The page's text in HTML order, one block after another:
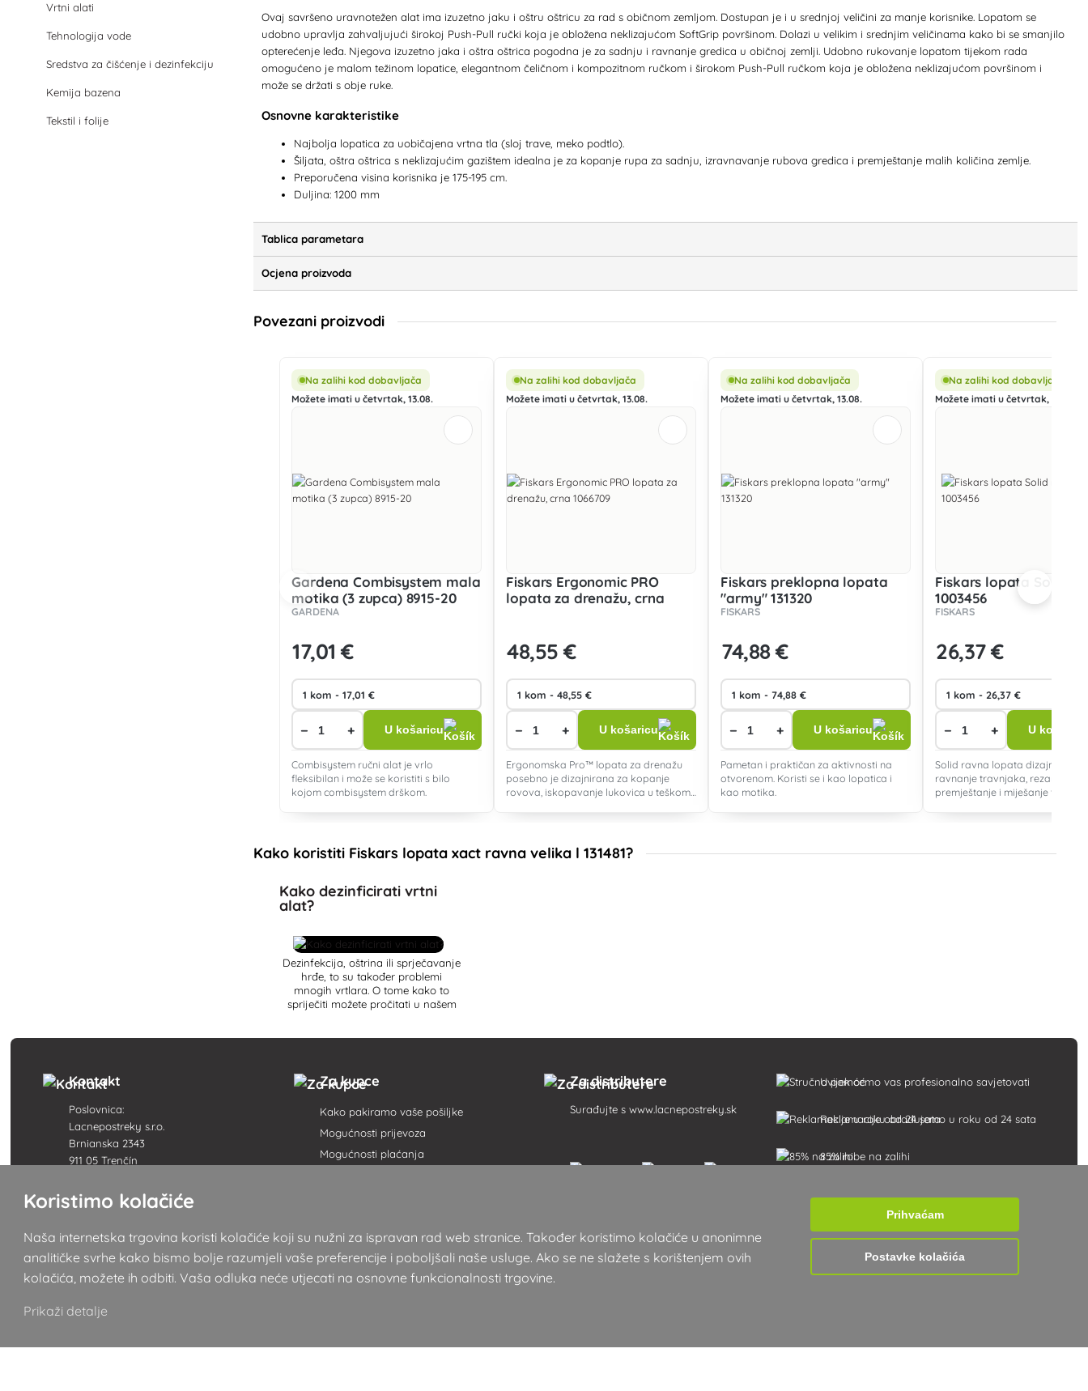
Vrtni alati
Tehnologija vode
Sredstva za čišćenje i dezinfekciju
Kemija bazena
Tekstil i folije
Ovaj savršeno uravnotežen alat ima izuzetno jaku i oštru oštricu za rad s običnom zemljom. Dostupan je i u srednjoj veličini za manje korisnike. Lopatom se
udobno upravlja zahvaljujući širokoj Push-Pull ručki koja je obložena neklizajućom SoftGrip površinom. Dolazi u velikim i srednjim veličinama kako bi se smanjilo
opterećenje leđa. Njegova izuzetno jaka i oštra oštrica pogodna je za sadnju i ravnanje gredica u običnoj zemlji. Udobno rukovanje lopatom tijekom rada
omogućeno je malom težinom lopatice, elegantnom čeličnom i kompozitnom ručkom i širokom Push-Pull ručkom koja je obložena neklizajućom površinom i
može se držati s obje ruke.
Osnovne karakteristike
Najbolja lopatica za uobičajena vrtna tla (sloj trave, meko podtlo).
Šiljata, oštra oštrica s neklizajućim gazištem idealna je za kopanje rupa za sadnju, izravnavanje rubova gredica i premještanje malih količina zemlje.
Preporučena visina korisnika je 175-195 cm.
Duljina: 1200 mm
Tablica parametara
Ocjena proizvoda
Povezani proizvodi
Na zalihi kod dobavljača
Možete imati u četvrtak, 13.08.
Gardena Combisystem mala
motika (3 zupca) 8915-20
GARDENA
17,01 €
− + U košaricu
Combisystem ručni alat je vrlo
fleksibilan i može se koristiti s bilo
kojom combisystem drškom.
Na zalihi kod dobavljača
Možete imati u četvrtak, 13.08.
Fiskars Ergonomic PRO
lopata za drenažu, crna
48,55 €
− + U košaricu
Ergonomska Pro™ lopata za drenažu
posebno je dizajnirana za kopanje
rovova, iskopavanje lukovica u teškom
Na zalihi kod dobavljača
Možete imati u četvrtak, 13.08.
Fiskars preklopna lopata
"army" 131320
FISKARS
74,88 €
− + U košaricu
Pametan i praktičan za aktivnosti na
otvorenom. Koristi se i kao lopatica i
kao motika.
Na zalihi kod dobavljača
Možete imati u četvrtak, 13.08.
Fiskars lopata Solid
1003456
FISKARS
26,37 €
− + U košaricu
Solid ravna lopata dizajnirana
ravnanje travnjaka, rezanje
premještanje i miješanje tla. Vrlo
Kako koristiti Fiskars lopata xact ravna velika l 131481?
Kako dezinficirati vrtni
alat?
Dezinfekcija, oštrina ili sprječavanje
hrđe, to su također problemi
mnogih vrtlara. O tome kako to
spriječiti možete pročitati u našem
Kontakt
Poslovnica:
Lacnepostreky s.r.o.
Brnianska 2343
911 05 Trenčín
+421 915 420 295
kontakt@lacnepostreky.sk
Sjedište tvrtke:
Lacnepostreky s.r.o.
831 54 Bratislava, Slovačka
Za kupce
Kako pakiramo vaše pošiljke
Mogućnosti prijevoza
Mogućnosti plaćanja
Pregled usluga
Zaštita osobnih podataka
Rječnik pojmova
Za distributere
Surađujte swww.lacnepostreky.sk
Uvijek ćemo vas profesionalno savjetovati
Reklamacije obrađujemo u roku od 24 sata
85% robe na zalihi
Koristimo kolačiće
Naša internetska trgovina koristi kolačiće koji su nužni za ispravan rad web stranice. Također koristimo kolačiće u anonimne
analitičke svrhe kako bismo bolje razumjeli vaše preferencije i poboljšali naše usluge. Ako se ne slažete s korištenjem ovih
kolačića, možete ih odbiti. Vaša odluka neće utjecati na osnovne funkcionalnosti trgovine.
Prikaži detalje
Prihvaćam
Postavke kolačića